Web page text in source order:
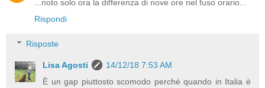
...noto solo ora la differenza di nove ore nel fuso orario...
Rispondi
Risposte
Lisa Agosti
14/12/18 7:53 AM
È un gap piuttosto scomodo perché quando in Italia è